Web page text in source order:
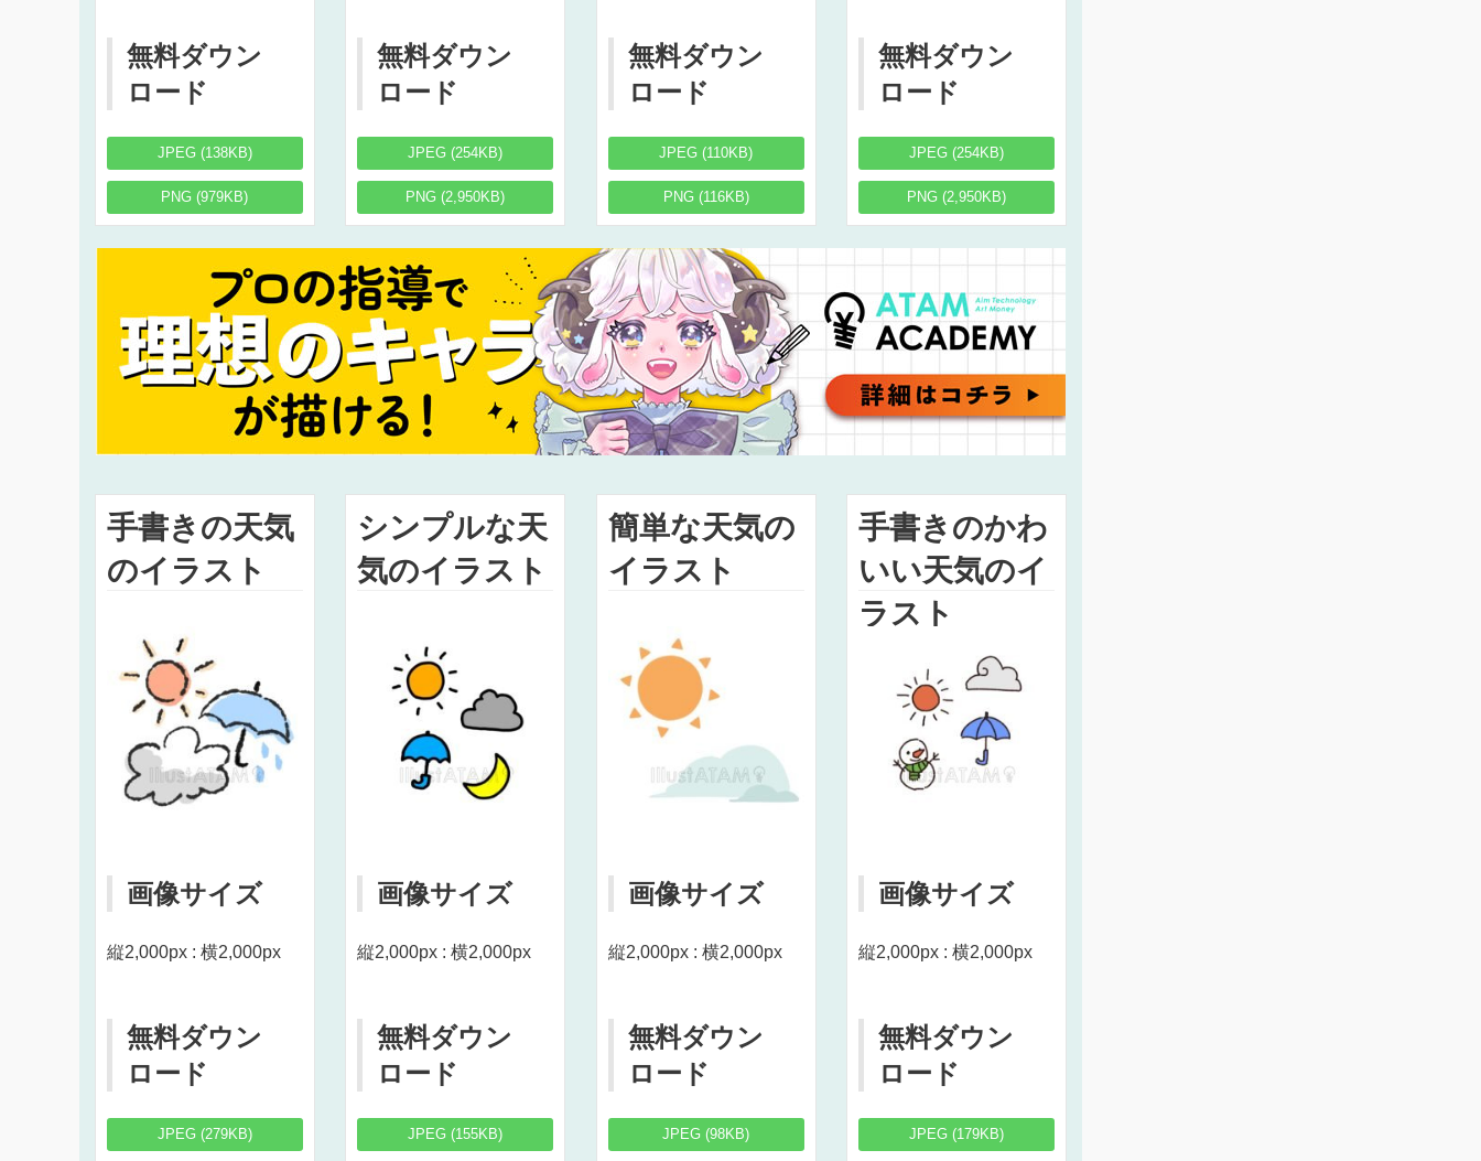
無料ダウン
ロード
JPEG (138KB)
PNG (979KB)
無料ダウン
ロード
JPEG (254KB)
PNG (2,950KB)
無料ダウン
ロード
JPEG (110KB)
PNG (116KB)
無料ダウン
ロード
JPEG (254KB)
PNG (2,950KB)
手書きの天気
のイラスト
画像サイズ
縦2,000px : 横2,000px
無料ダウン
ロード
JPEG (279KB)
シンプルな天
気のイラスト
画像サイズ
縦2,000px : 横2,000px
無料ダウン
ロード
JPEG (155KB)
簡単な天気の
イラスト
画像サイズ
縦2,000px : 横2,000px
無料ダウン
ロード
JPEG (98KB)
手書きのかわ
いい天気のイ
ラスト
画像サイズ
縦2,000px : 横2,000px
無料ダウン
ロード
JPEG (179KB)